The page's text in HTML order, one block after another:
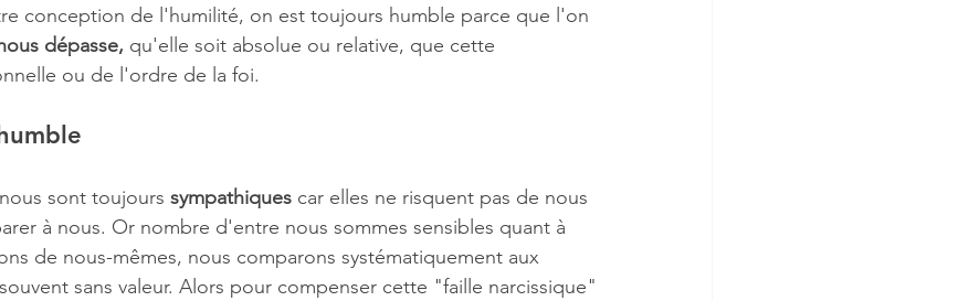
conception de l'humilité, on est toujours humble parce que l'on
dépasse, qu'elle soit absolue ou relative, que cette
ou de l'ordre de la foi.
sont toujours sympathiques car elles ne risquent pas de nous
à nous. Or nombre d'entre nous sommes sensibles quant à
de nous-mêmes, nous comparons systématiquement aux
sans valeur. Alors pour compenser cette "faille narcissique"